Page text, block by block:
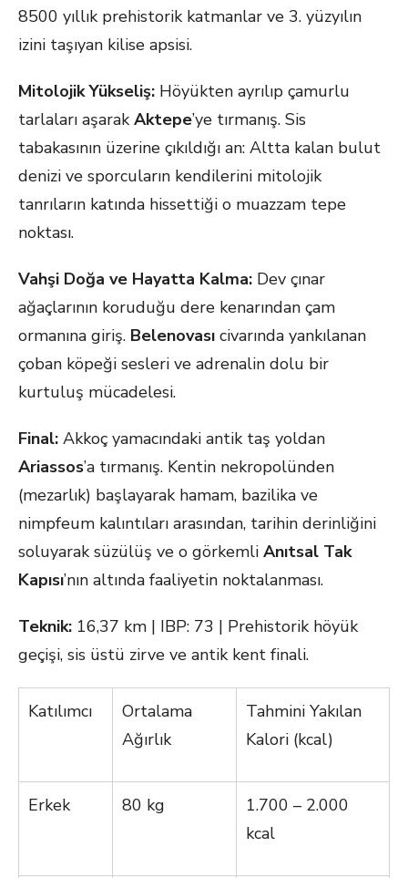
8500 yıllık prehistorik katmanlar ve 3. yüzyılın
izini taşıyan kilise apsisi.
Mitolojik Yükseliş: Höyükten ayrılıp çamurlu
tarlaları aşarak Aktepe’ye tırmanış. Sis
tabakasının üzerine çıkıldığı an: Altta kalan bulut
denizi ve sporcuların kendilerini mitolojik
tanrıların katında hissettiği o muazzam tepe
noktası.
Vahşi Doğa ve Hayatta Kalma: Dev çınar
ağaçlarının koruduğu dere kenarından çam
ormanına giriş. Belenovası civarında yankılanan
çoban köpeği sesleri ve adrenalin dolu bir
kurtuluş mücadelesi.
Final: Akkoç yamacındaki antik taş yoldan
Ariassos’a tırmanış. Kentin nekropolünden
(mezarlık) başlayarak hamam, bazilika ve
nimpfeum kalıntıları arasından, tarihin derinliğini
soluyarak süzülüş ve o görkemli Anıtsal Tak
Kapısı’nın altında faaliyetin noktalanması.
Teknik: 16,37 km | IBP: 73 | Prehistorik höyük
geçişi, sis üstü zirve ve antik kent finali.
Katılımcı
Ortalama
Ağırlık
Tahmini Yakılan
Kalori (kcal)
Erkek 80 kg
1.700 – 2.000
kcal